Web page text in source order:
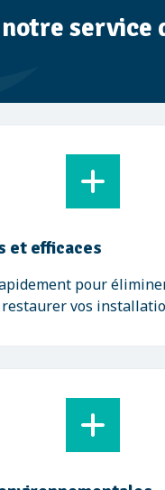
service
et efficaces
pour
vos